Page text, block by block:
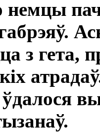
немцы
з гета,